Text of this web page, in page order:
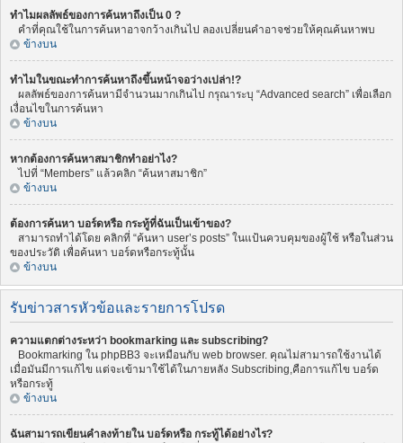
ทำไมผลลัพธ์ของการค้นหาถึงเป็น 0 ?
คำที่คุณใช้ในการค้นหาอาจกว้างเกินไป ลองเปลี่ยนคำอาจช่วยให้คุณค้นหาพบ
ข้างบน
ทำไมในขณะทำการค้นหาถึงขึ้นหน้าจอว่างเปล่า!?
ผลลัพธ์ของการค้นหามีจำนวนมากเกินไป กรุณาระบุ “Advanced search” เพื่อเลือก
เงื่อนไขในการค้นหา
ข้างบน
หากต้องการค้นหาสมาชิกทำอย่าไง?
ไปที่ “Members” แล้วคลิก “ค้นหาสมาชิก”
ข้างบน
ต้องการค้นหา บอร์ดหรือ กระทู้ที่ฉันเป็นเข้าของ?
สามารถทำได้โดย คลิกที่ “ค้นหา user’s posts” ในแป้นควบคุมของผู้ใช้ หรือในส่วน
ของประวัติ เพื่อค้นหา บอร์ดหรือกระทู้นั้น
ข้างบน
รับข่าวสารหัวข้อและรายการโปรด
ความแตกต่างระหว่า bookmarking และ subscribing?
Bookmarking ใน phpBB3 จะเหมือนกับ web browser. คุณไม่สามารถใช้งานได้
เมื่อมันมีการแก้ไข แต่จะเข้ามาใช้ได้ในภายหลัง Subscribing,คือการแก้ไข บอร์ด
หรือกระทู้
ข้างบน
ฉันสามารถเขียนคำลงท้ายใน บอร์ดหรือ กระทู้ได้อย่างไร?